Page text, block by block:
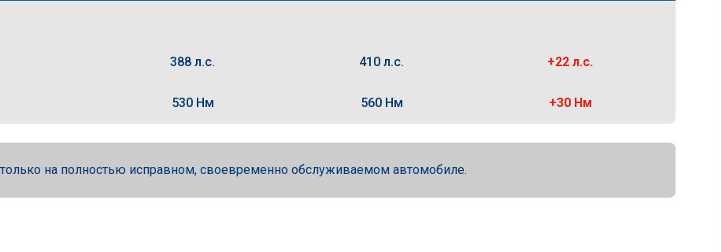
388 л.с. 410 л.с. +22 л.с.
530 Нм 560 Нм +30 Нм
на полностью исправном, своевременно обслуживаемом автомобиле.